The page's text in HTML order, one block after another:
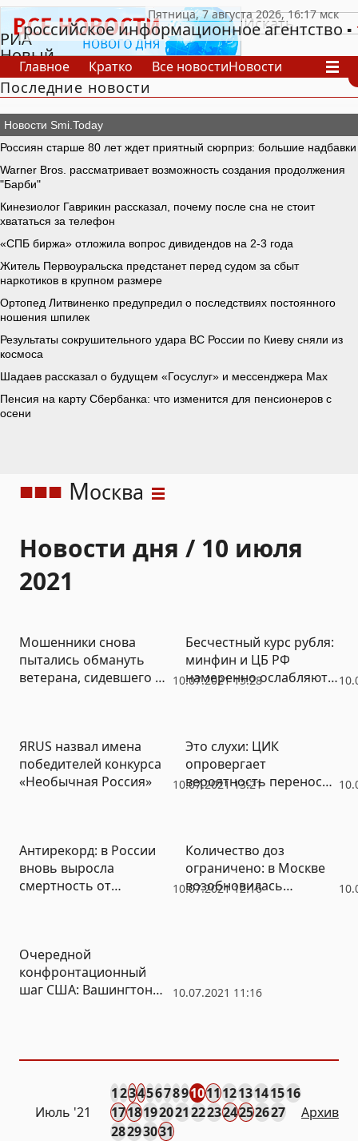
РИА
Новый
День
российское информационное агентство
Главное Кратко Все новостиНовости
В России
В мире
СпецпроектыПроекты Архив
Последние новости
Москва
Новости дня / 10 июля
2021
10.07.2021 15:28
Мошенники снова
пытались обмануть
ветерана, сидевшего на
Бесчестный курс рубля:
минфин и ЦБ РФ
намеренно ослабляют
10.07.2021 13:21
ЯRUS назвал имена
победителей конкурса
«Необычная Россия»
Это слухи: ЦИК
опровергает
вероятность переноса
10.07.2021 12:16
Антирекорд: в России
вновь выросла
смертность от
Количество доз
ограничено: в Москве
возобновилась
10.07.2021 11:16
Очередной
конфронтационный
шаг США: Вашингтон
Июль '21
12345678910111213141516
1718192021222324252627
28293031
Архив